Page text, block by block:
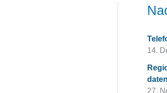
14.
27.